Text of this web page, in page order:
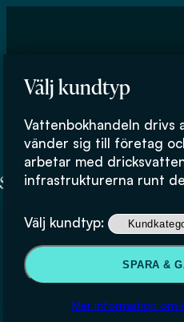
Välj kundtyp
Vattenbokhandeln drivs
vänder sig till företag
arbetar med
infrastrukturerna runt
Välj kundtyp:
SPARA &
Mer information om
Göteborg
Sök & filtrera
Sök med fritext